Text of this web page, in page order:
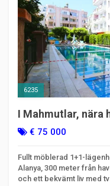
6235
I Mahmutlar, nära
lägenhet –
€ 75 000
Fullt möblerad 1+1-
Alanya, 300 meter från
och ett bekvämt liv med